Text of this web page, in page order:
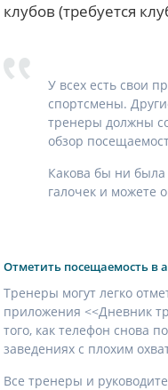
клубов (требуется
У всех есть свои
спортсмены.
тренеры должны
обзор
Какова бы ни
галочек и можете
Отметить посещаемость в
Тренеры могут легко
приложения <<Дневник
того, как телефон снова
заведениях с плохим
Все тренеры и